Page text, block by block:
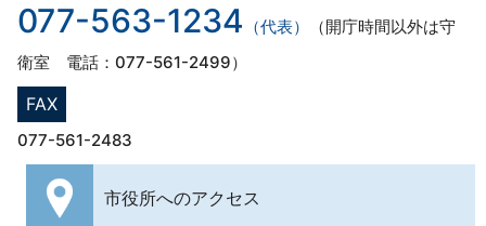
077-563-1234 （代表）
（開庁時間以外は守
衛室 電話：077-561-2499）
FAX
077-561-2483
市役所へのアクセス